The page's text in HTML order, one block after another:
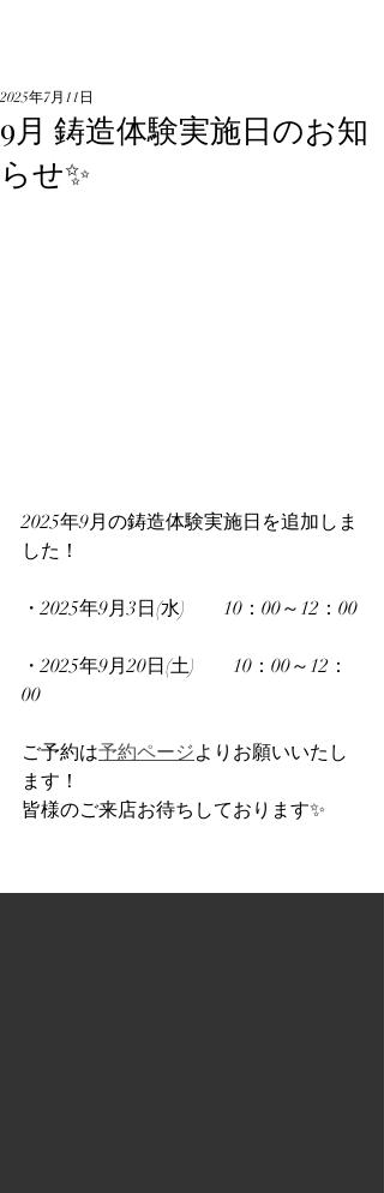
9月 鋳造体験実施日のお知
らせ✨
2025年7月11日
2025年9月の鋳造体験実施日を追加しま
した！
・2025年9月3日(水)　　10：00～12：00
・2025年9月20日(土)　　10：00～12：
00
ご予約は予約ページよりお願いいたし
ます！
皆様のご来店お待ちしております✨